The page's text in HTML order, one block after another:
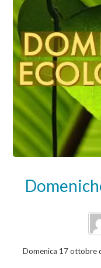
Domenica 17 ottobre